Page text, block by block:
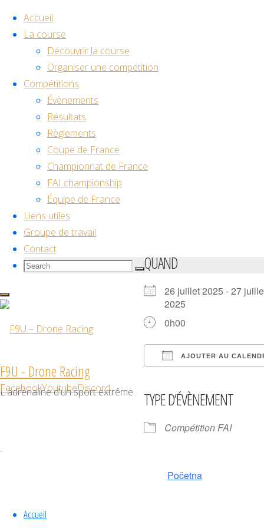
content
Accueil
La course
Découvrir la course
Organiser une compétition
Compétitions
Évènements
Résultats
Règlements
Coupe de France
Championnat de France
FAI championship
Équipe de France
Liens utiles
Groupe de travail
Contact
Search
Search
Search
F9U - Drone Racing
L'adrénaline d'un sport extrême
FacebookYoutubeDiscord
Accueil
Racing
QUAND
26 juillet 2025 - 27
2025
0h00
AJOUTER AU
TYPE D’ÉVÈNEMENT
Compétition FAI
Početna
Facebook YoutubeDiscord
©2024 Drone Racing